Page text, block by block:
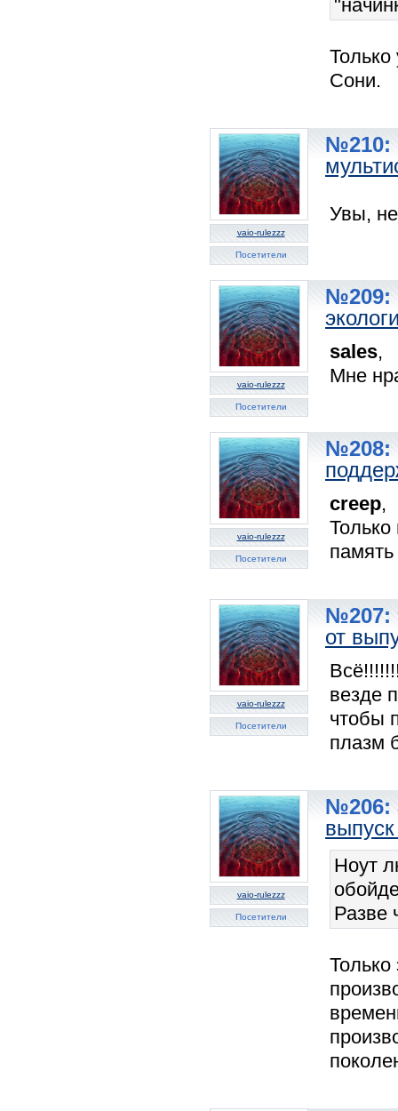
Сони.
vaio-rulezzz
Посетители
№210:
Увы,
vaio-rulezzz
Посетители
№209:
sales,
Мне
vaio-rulezzz
Посетители
№208:
creep,
vaio-rulezzz
Посетители
№207:
от
везде
чтобы
плазм
vaio-rulezzz
Посетители
№206:
Ноут
Разве